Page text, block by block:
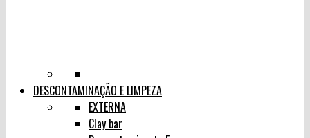
DESCONTAMINAÇÃO E LIMPEZA
EXTERNA
Clay bar